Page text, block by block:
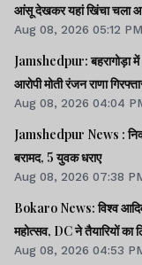
आंसू देखकर यहां खिंचा चला
Aug 08, 2026 05:12 PM
Jamshedpur: बहरागोड़ा में
आरोपी मोती रंजन राणा
Aug 08, 2026 04:04
Jamshedpur News :
बरामद, 5 युवक धराए
Aug 08, 2026 07:38
Bokaro News: विश्व
महोत्सव, DC ने तैयारियों का
Aug 08, 2026 04:53